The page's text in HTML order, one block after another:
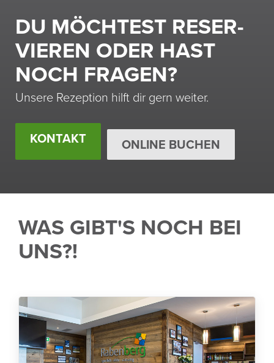
DU MÖCH­TEST RESER­
VIEREN ODER HAST
NOCH FRAGEN?
Unsere Rezep­tion hilft dir gern weiter.
KONTAKT ONLINE BUCHEN
WAS GIBT'S NOCH BEI
UNS?!